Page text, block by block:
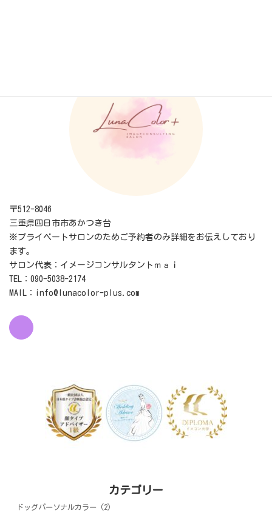
〒512-8046
三重県四日市市あかつき台
※プライベートサロンのためご予約者のみ詳細をお伝えしており
ます。
サロン代表：イメージコンサルタントｍａｉ
TEL：090-5038-2174
MAIL：info@lunacolor-plus.com
カテゴリー
ドッグパーソナルカラー (2)